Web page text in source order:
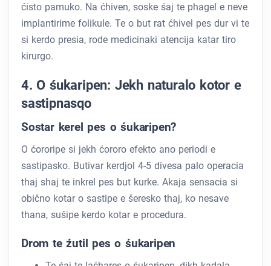
ćisto pamuko. Na ćhiven, soske śaj te phagel e neve
implantirime folikule. Te o but rat ćhivel pes dur vi te
si kerdo presia, rode medicinaki atencija katar tiro
kirurgo.
4. O śukaripen: Jekh naturalo kotor e
sastipnasqo
Sostar kerel pes o śukaripen?
O ćororipe si jekh ćororo efekto ano periodi e
sastipasko. Butivar kerdjol 4-5 divesa palo operacia
thaj shaj te inkrel pes but kurke. Akaja sensacia si
obično kotar o sastipe e šeresko thaj, ko nesave
thana, sušipe kerdo kotar e procedura.
Drom te źutil pes o śukaripen